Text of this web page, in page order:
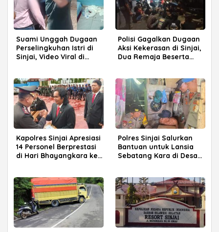
Suami Unggah Dugaan
Perselingkuhan Istri di
Sinjai, Video Viral di
Polisi Gagalkan Dugaan
Aksi Kekerasan di Sinjai,
Dua Remaja Beserta
Kapolres Sinjai Apresiasi
14 Personel Berprestasi
di Hari Bhayangkara ke-
Polres Sinjai Salurkan
Bantuan untuk Lansia
Sebatang Kara di Desa